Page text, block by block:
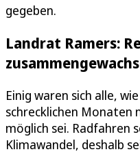
gegeben.
Landrat Ramers:
Einig waren sich alle,
schrecklichen Monaten
möglich sei. Radfahren
Klimawandel, deshalb